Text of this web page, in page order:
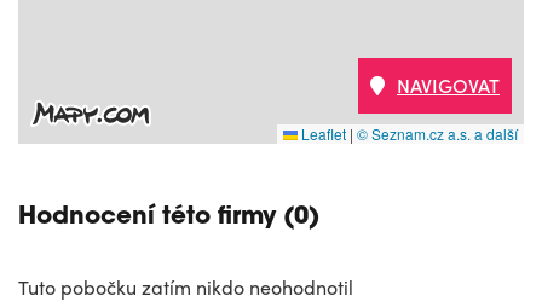
Leaflet | © Seznam.cz a.s. a další
NAVIGOVAT
Hodnocení této firmy (0)
Tuto pobočku zatím nikdo neohodnotil